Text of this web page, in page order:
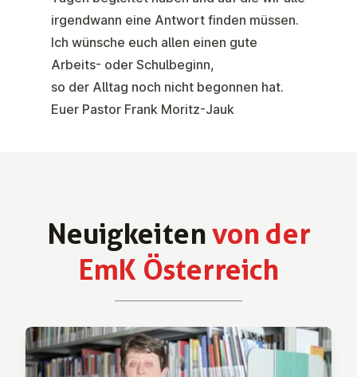
irgendwann eine Antwort finden müssen.
Ich wünsche euch allen einen gute
Arbeits- oder Schulbeginn,
so der Alltag noch nicht begonnen hat.
Euer Pastor Frank Moritz-Jauk
Neu­ig­kei­tenvon der
EmK Ös­ter­reich